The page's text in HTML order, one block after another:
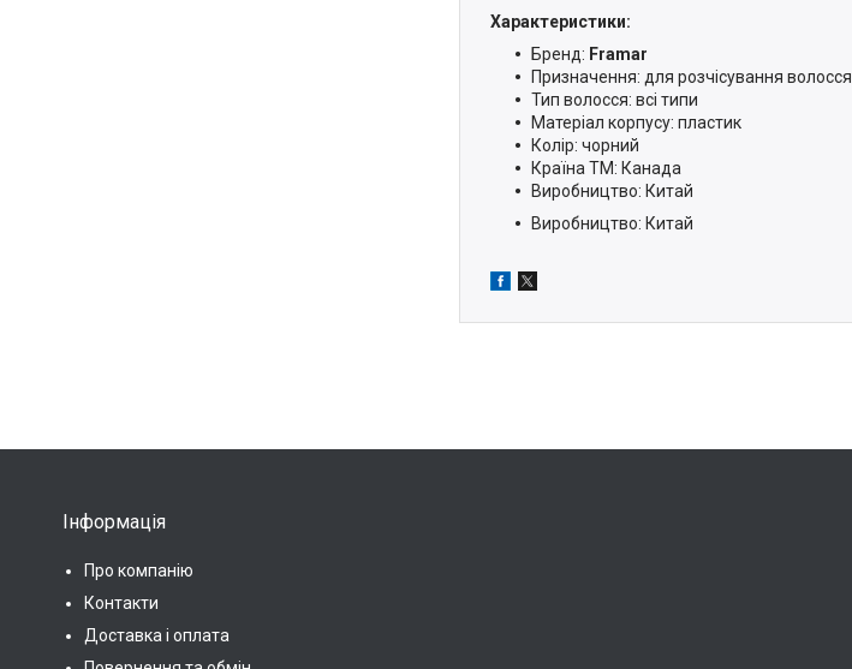
Характеристики:
Бренд: Framar
Призначення: для розчісування волосся
Тип волосся: всі типи
Матеріал корпусу: пластик
Колір: чорний
Країна ТМ: Канада
Виробництво: Китай
Виробництво: Китай
Інформація
Про компанію
Контакти
Доставка і оплата